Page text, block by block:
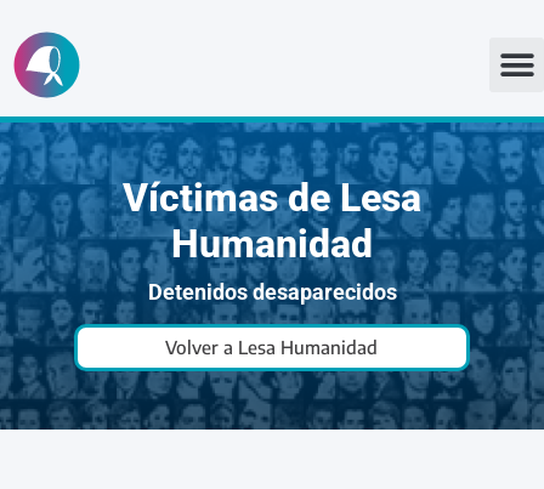
Ir
al
contenido
Víctimas de Lesa
Humanidad
Detenidos desaparecidos
Volver a Lesa Humanidad